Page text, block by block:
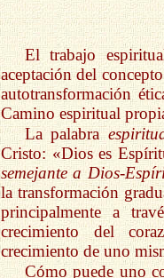
El trabajo
aceptación del
autotransformación
Camino espiritual
La palabra
Cristo: «Dios es
semejante a Dios-
la transformación
principalmente a
crecimiento del
crecimiento de uno
Cómo puede uno